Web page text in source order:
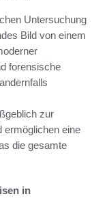
Untersuchung
Bild von einem
forensische
zur
ermöglichen eine
die gesamte
in